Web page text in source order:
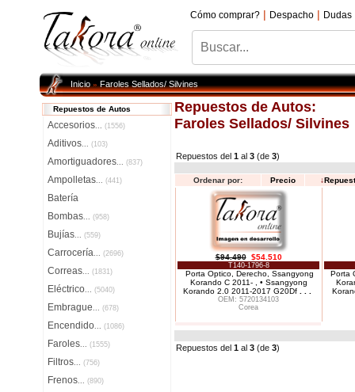
Cómo comprar? | Despacho | Dudas
Inicio»Faroles Sellados/ Silvines
Repuestos de Autos
Accesorios... (1556)
Aditivos... (103)
Amortiguadores... (837)
Ampolletas... (441)
Batería
Bombas... (958)
Bujías... (559)
Carrocería... (2696)
Correas... (1831)
Eléctrico... (5040)
Embrague... (678)
Encendido... (1086)
Faroles... (1555)
Filtros... (756)
Frenos... (890)
Repuestos de Autos:
Faroles Sellados/ Silvines
Repuestos del 1 al 3 (de 3)
Ordenar por: Precio ↓
$94.490 $54.510
T140-1796-8
Porta Optico, Derecho, Ssangyong
Korando C 2011- , • Ssangyong
Korando 2.0 2011-2017 G20Df
OEM: 5720134103
Corea
Porta
Repuestos del 1 al 3 (de 3)